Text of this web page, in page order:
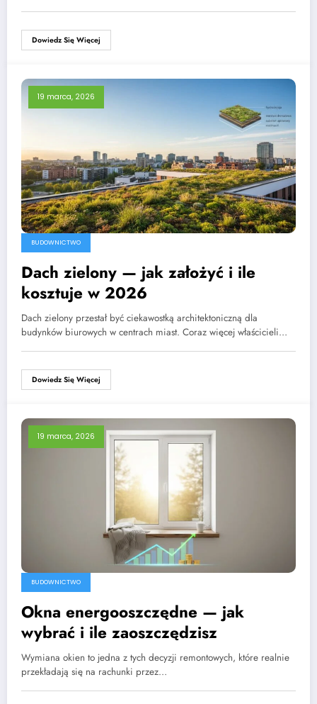
Dowiedz Się Więcej
19 marca, 2026
BUDOWNICTWO
Dach zielony — jak założyć i ile
kosztuje w 2026
Dach zielony przestał być ciekawostką architektoniczną dla
budynków biurowych w centrach miast. Coraz więcej właścicieli…
Dowiedz Się Więcej
19 marca, 2026
BUDOWNICTWO
Okna energooszczędne — jak
wybrać i ile zaoszczędzisz
Wymiana okien to jedna z tych decyzji remontowych, które realnie
przekładają się na rachunki przez…